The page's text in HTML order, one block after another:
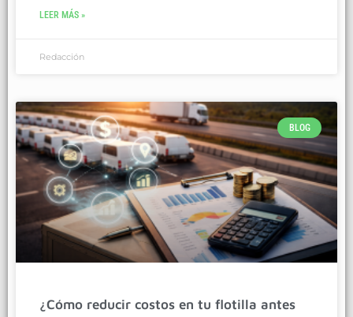
LEER MÁS »
Redacción
BLOG
¿Cómo reducir costos en tu flotilla antes